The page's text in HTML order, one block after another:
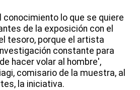
conocimiento lo que se quiere
de la exposición con el
tesoro, porque el artista
constante para
hacer volar al hombre',
comisario de la muestra, al
la iniciativa.